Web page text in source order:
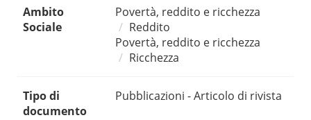
Ambito
Sociale
Povertà, reddito e ricchezza
Reddito
Povertà, reddito e ricchezza
Ricchezza
Tipo di
documento
Pubblicazioni - Articolo di rivista